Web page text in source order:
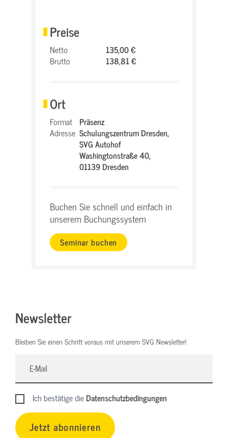
Preise
Netto
135,00 €
Brutto
138,81 €
Ort
Format Präsenz
Adresse Schulungszentrum Dresden,
SVG Autohof
Washingtonstraße 40,
01139 Dresden
Buchen Sie schnell und einfach in
unserem Buchungssystem
Seminar buchen
Newsletter
Bleiben Sie einen Schritt voraus mit unserem SVG Newsletter!
Ich bestätige dieDatenschutzbedingungen
Jetzt abonnieren